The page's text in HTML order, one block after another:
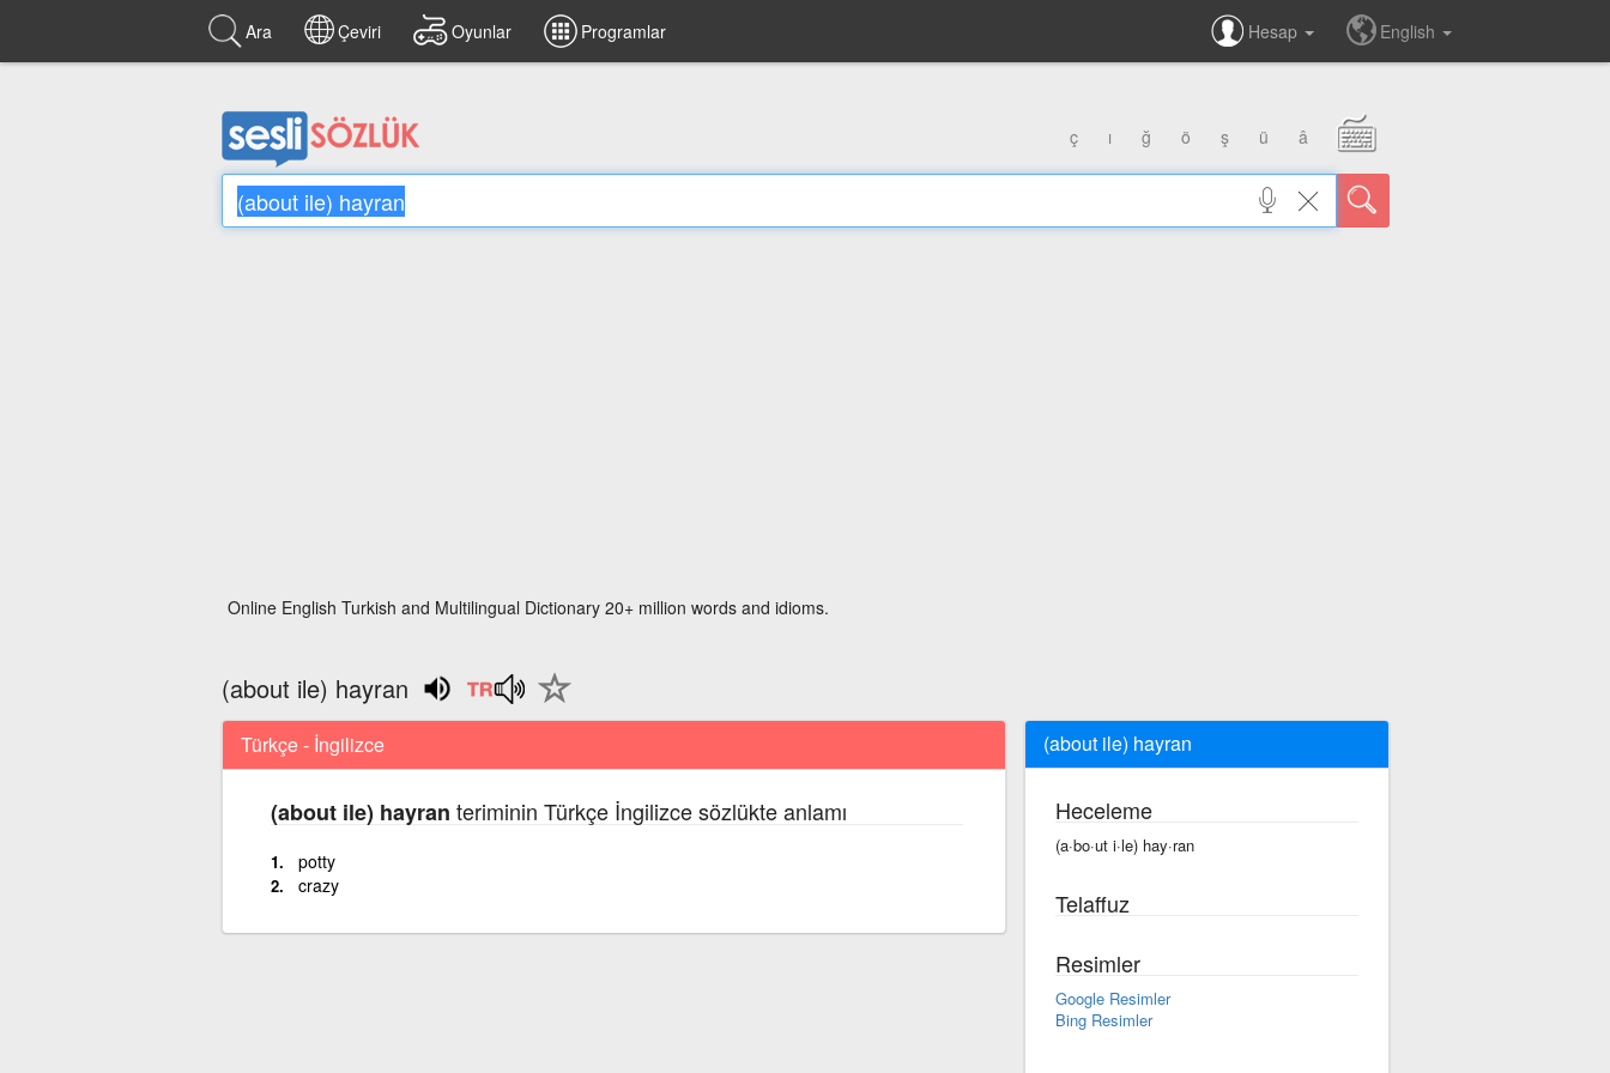
Ara Çeviri Oyunlar Programlar Hesap English
ç ı ğ ö ş ü â
Online English Turkish and Multilingual Dictionary 20+ million words and idioms.
(about ile) hayran
Türkçe - İngilizce
(about ile) hayran teriminin Türkçe İngilizce sözlükte anlamı
potty
crazy
(about ile) hayran
Heceleme
(a·bo·ut i·le) hay·ran
Telaffuz
Resimler
Google Resimler
Bing Resimler